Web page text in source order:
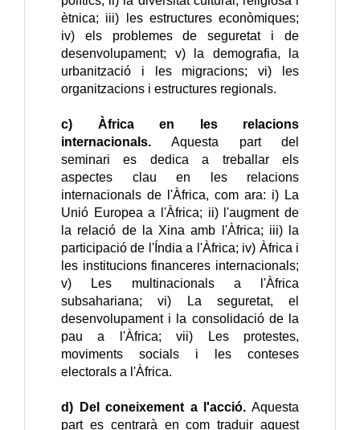
ètnica; iii) les estructures econòmiques;
iv) els problemes de seguretat i de
desenvolupament; v) la demografia, la
urbanització i les migracions; vi) les
organitzacions i estructures regionals.
c) Àfrica en les relacions
internacionals. Aquesta part del
seminari es dedica a treballar els
aspectes clau en les relacions
internacionals de l'Àfrica, com ara: i) La
Unió Europea a l'Àfrica; ii) l'augment de
la relació de la Xina amb l'Àfrica; iii) la
participació de l'Índia a l'Àfrica; iv) Àfrica i
les institucions financeres internacionals;
v) Les multinacionals a l'Àfrica
subsahariana; vi) La seguretat, el
desenvolupament i la consolidació de la
pau a l'Àfrica; vii) Les protestes,
moviments socials i les conteses
electorals a l'Àfrica.
d) Del coneixement a l'acció. Aquesta
part es centrarà en com traduir aquest